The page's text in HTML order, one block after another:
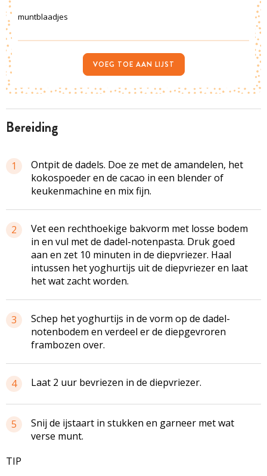
bereiding
1
Ontpit de dadels. Doe ze met de amandelen, het
kokospoeder en de cacao in een blender of
keukenmachine en mix fijn.
2
Vet een rechthoekige bakvorm met losse bodem
in en vul met de dadel-notenpasta. Druk goed
aan en zet 10 minuten in de diepvriezer. Haal
intussen het yoghurtijs uit de diepvriezer en laat
het wat zacht worden.
3
Schep het yoghurtijs in de vorm op de dadel-
notenbodem en verdeel er de diepgevroren
frambozen over.
4 Laat 2 uur bevriezen in de diepvriezer.
5
Snij de ijstaart in stukken en garneer met wat
verse munt.
TIP
muntblaadjes
VOEG TOE AAN LIJST